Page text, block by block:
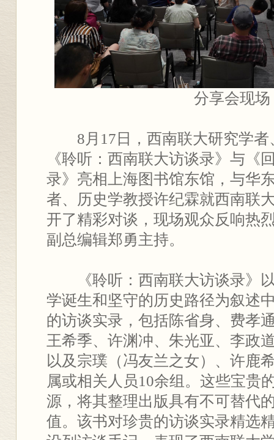
分享会现场
8月17日，西南联大研究学
《聆听：西南联大访谈录》与《
录》亮相上海图书馆东馆，与华
者、历史学教授许纪霖就西南联
开了精彩对谈，现场观众反响热
副总编辑郑勇主持。
《聆听：西南联大访谈录》
学诞生和坚守的历史路径为叙述
的访谈实录，包括陈省身、费孝
王希季、许渊冲、朱光亚、李政
以及宗璞（冯友兰之女）、许鹿
属或相关人员10余组。这些宝贵
源，将其整理出版具有不可替代
值。该书对珍贵的访谈实录精选